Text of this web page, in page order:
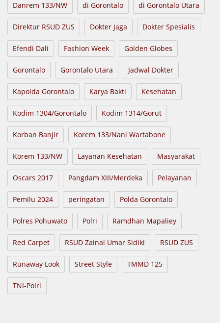
Danrem 133/NW di Gorontalo di Gorontalo Utara
Direktur RSUD ZUS Dokter Jaga Dokter Spesialis
Efendi Dali Fashion Week Golden Globes
Gorontalo Gorontalo Utara Jadwal Dokter
Kapolda Gorontalo Karya Bakti Kesehatan
Kodim 1304/Gorontalo Kodim 1314/Gorut
Korban Banjir Korem 133/Nani Wartabone
Korem 133/NW Layanan Kesehatan Masyarakat
Oscars 2017 Pangdam XIII/Merdeka Pelayanan
Pemilu 2024 peringatan Polda Gorontalo
Polres Pohuwato Polri Ramdhan Mapaliey
Red Carpet RSUD Zainal Umar Sidiki RSUD ZUS
Runaway Look Street Style TMMD 125
TNI-Polri